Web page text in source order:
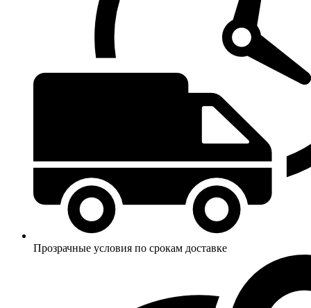
Прозрачные условия по срокам доставке